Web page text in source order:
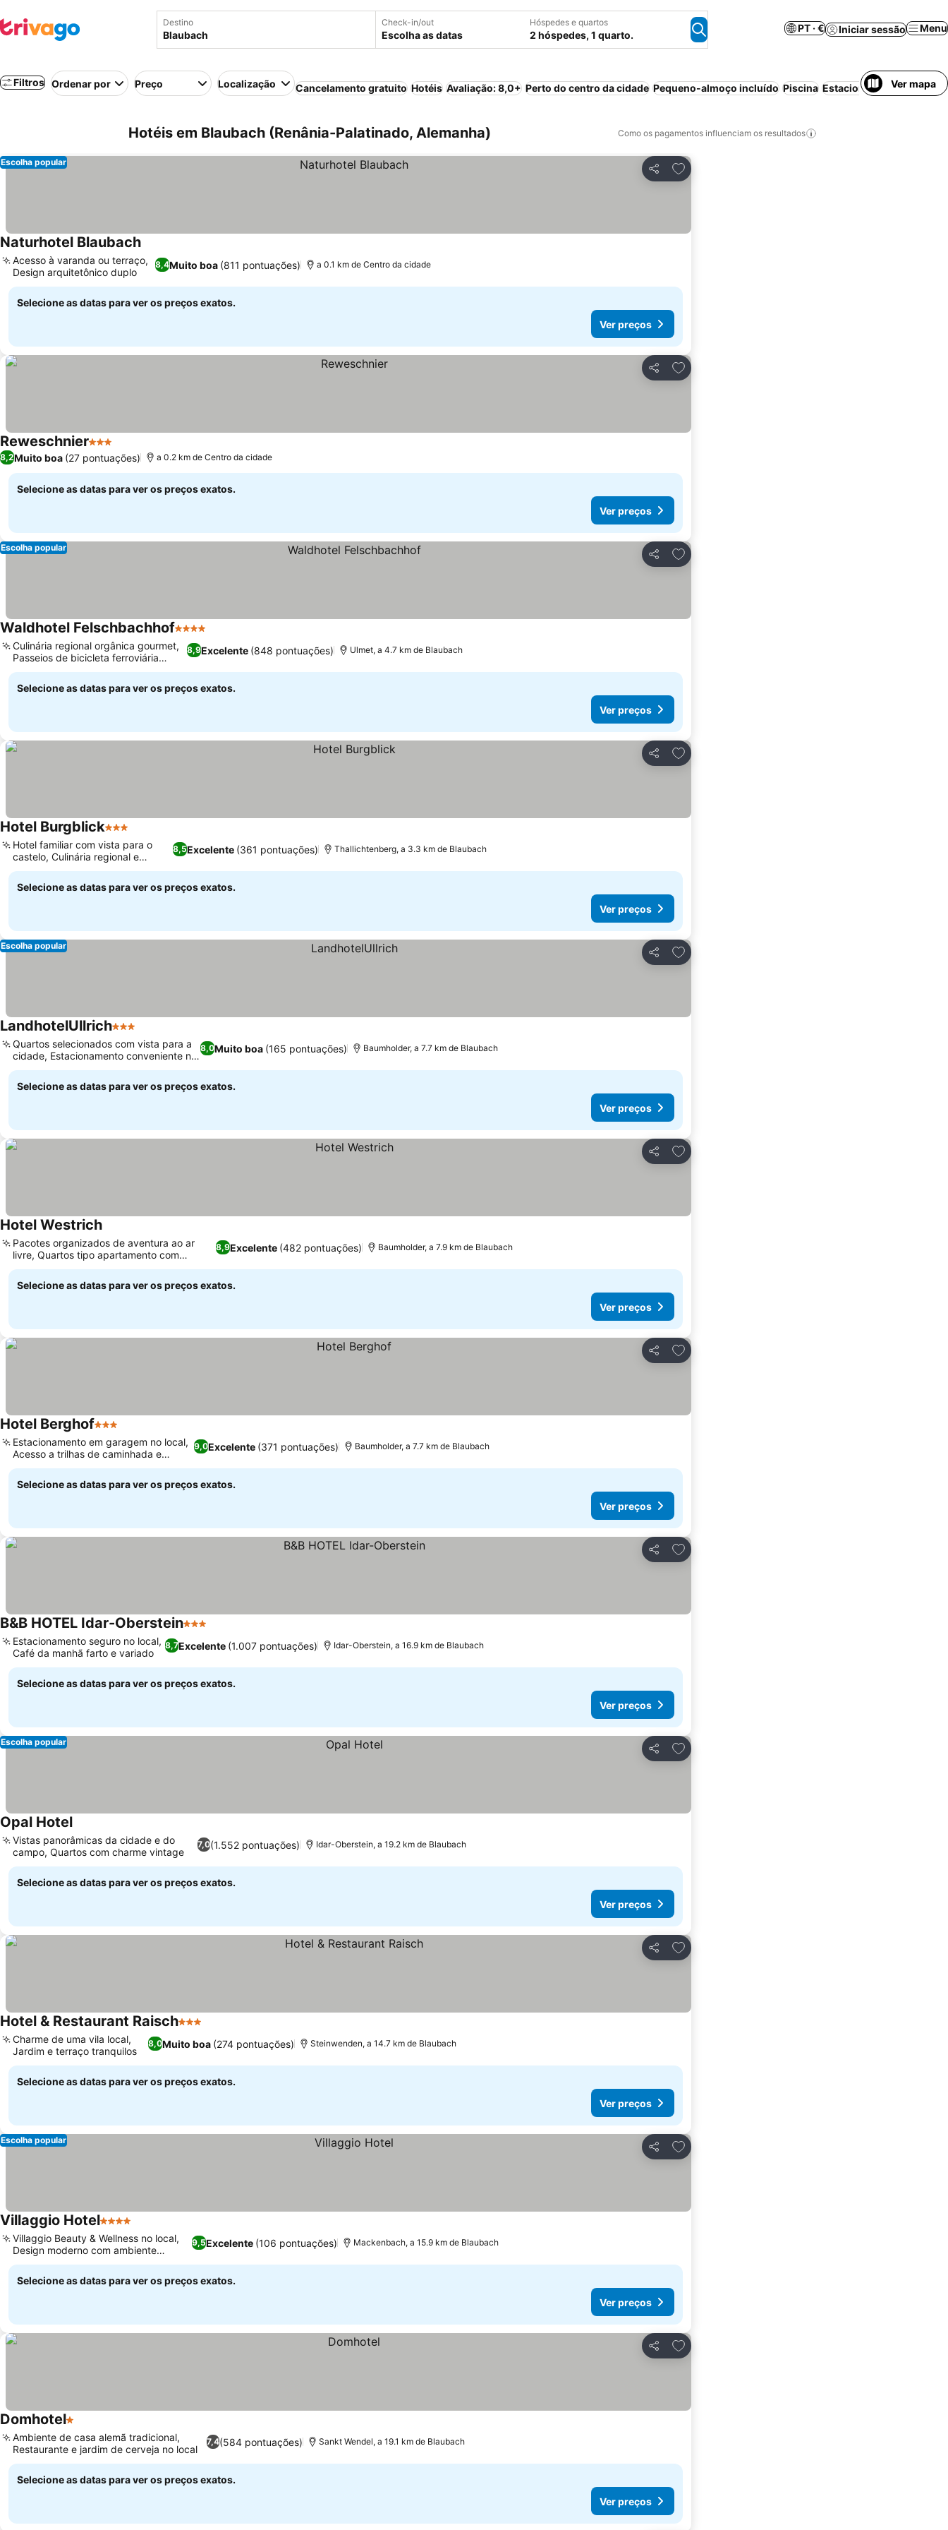
Destino Check-in/out
Escolha as datas
Hóspedes e quartos
2 hóspedes, 1 quarto.
PT · € Iniciar sessão Menu
Filtros Ordenar por Preço Localização Cancelamento gratuito Hotéis Avaliação: 8,0+ Perto do centro da cidade Pequeno-almoço incluído Piscina EstacionamentoVer mapa
Hotéis em Blaubach (Renânia-Palatinado, Alemanha) Como os pagamentos influenciam os resultados
Partilhar
Adicionar aos favoritos
Escolha popular
Naturhotel BlaubachVer preços
8,4Muito boa (811 pontuações)
Acesso à varanda ou terraço,
Design arquitetônico duplo
a 0.1 km de Centro da cidade
Selecione as datas para ver os preços exatos.
Ver preços
Partilhar
Adicionar aos favoritos
Reweschnier3 EstrelasVer preços
8,2Muito boa (27 pontuações) a 0.2 km de Centro da cidade
Selecione as datas para ver os preços exatos.
Ver preços
Partilhar
Adicionar aos favoritos
Escolha popular
Waldhotel Felschbachhof4 Estrelas
8,9Excelente (848 pontuações)
Culinária regional orgânica gourmet,
Passeios de bicicleta ferroviária
únicos
Ulmet, a 4.7 km de Blaubach
Selecione as datas para ver os preços exatos.
Ver preços
Partilhar
Adicionar aos favoritos
Hotel Burgblick3 Estrelas
8,5Excelente (361 pontuações)
Hotel familiar com vista para o
castelo, Culinária regional e
sazonal
Thallichtenberg, a 3.3 km de Blaubach
Selecione as datas para ver os preços exatos.
Ver preços
Partilhar
Adicionar aos favoritos
Escolha popular
LandhotelUllrich3 Estrelas
8,0Muito boa (165 pontuações)
Quartos selecionados com vista para a
cidade, Estacionamento conveniente no
local
Baumholder, a 7.7 km de Blaubach
Selecione as datas para ver os preços exatos.
Ver preços
Partilhar
Adicionar aos favoritos
Hotel WestrichVer preços
8,9Excelente (482 pontuações)
Pacotes organizados de aventura ao ar
livre, Quartos tipo apartamento com
cozinha compacta
Baumholder, a 7.9 km de Blaubach
Selecione as datas para ver os preços exatos.
Ver preços
Partilhar
Adicionar aos favoritos
Hotel Berghof3 Estrelas
9,0Excelente (371 pontuações)
Estacionamento em garagem no local,
Acesso a trilhas de caminhada e
ciclismo
Baumholder, a 7.7 km de Blaubach
Selecione as datas para ver os preços exatos.
Ver preços
Partilhar
Adicionar aos favoritos
B&B HOTEL Idar-Oberstein3 Estrelas
8,7Excelente (1.007 pontuações)
Estacionamento seguro no local,
Café da manhã farto e variado
Idar-Oberstein, a 16.9 km de Blaubach
Selecione as datas para ver os preços exatos.
Ver preços
Partilhar
Adicionar aos favoritos
Escolha popular
Opal HotelVer preços
7,0(1.552 pontuações)
Vistas panorâmicas da cidade e do
campo, Quartos com charme vintage
Idar-Oberstein, a 19.2 km de Blaubach
Selecione as datas para ver os preços exatos.
Ver preços
Partilhar
Adicionar aos favoritos
Hotel & Restaurant Raisch3 Estrelas
8,0Muito boa (274 pontuações)
Charme de uma vila local,
Jardim e terraço tranquilos
Steinwenden, a 14.7 km de Blaubach
Selecione as datas para ver os preços exatos.
Ver preços
Partilhar
Adicionar aos favoritos
Escolha popular
Villaggio Hotel4 Estrelas
9,5Excelente (106 pontuações)
Villaggio Beauty & Wellness no local,
Design moderno com ambiente
acolhedor
Mackenbach, a 15.9 km de Blaubach
Selecione as datas para ver os preços exatos.
Ver preços
Partilhar
Adicionar aos favoritos
Domhotel1 Estrelas
7,4(584 pontuações)
Ambiente de casa alemã tradicional,
Restaurante e jardim de cerveja no local
Sankt Wendel, a 19.1 km de Blaubach
Selecione as datas para ver os preços exatos.
Ver preços